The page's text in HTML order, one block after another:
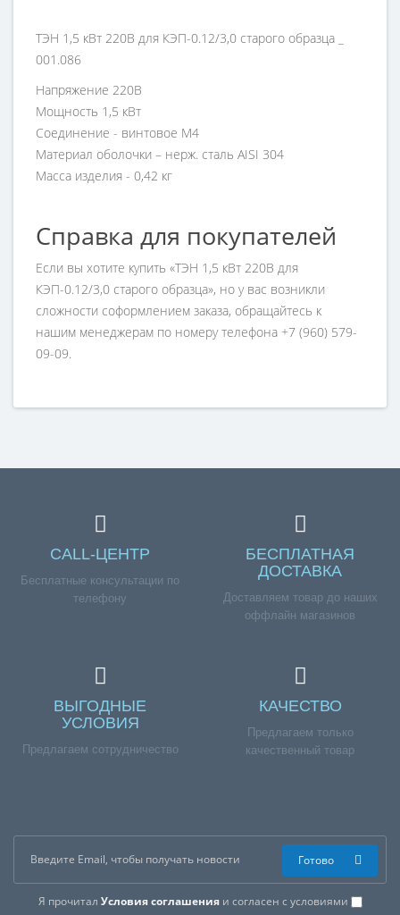
ТЭН 1,5 кВт 220В для КЭП-0.12/3,0 старого образца _
001.086
Напряжение 220В
Мощность 1,5 кВт
Соединение - винтовое М4
Материал оболочки – нерж. сталь AISI 304
Масса изделия - 0,42 кг
Справка для покупателей
Если вы хотите купить «ТЭН 1,5 кВт 220В для
КЭП-0.12/3,0 старого образца», но у вас возникли
сложности соформлением заказа, обращайтесь к
нашим менеджерам по номеру телефона +7 (960) 579-
09-09.
CALL-ЦЕНТР
Бесплатные консультации по
телефону
БЕСПЛАТНАЯ
ДОСТАВКА
Доставляем товар до наших
оффлайн магазинов
ВЫГОДНЫЕ
УСЛОВИЯ
Предлагаем сотрудничество
КАЧЕСТВО
Предлагаем только
качественный товар
Я прочитал Условия соглашенияи согласен с условиями
Готово